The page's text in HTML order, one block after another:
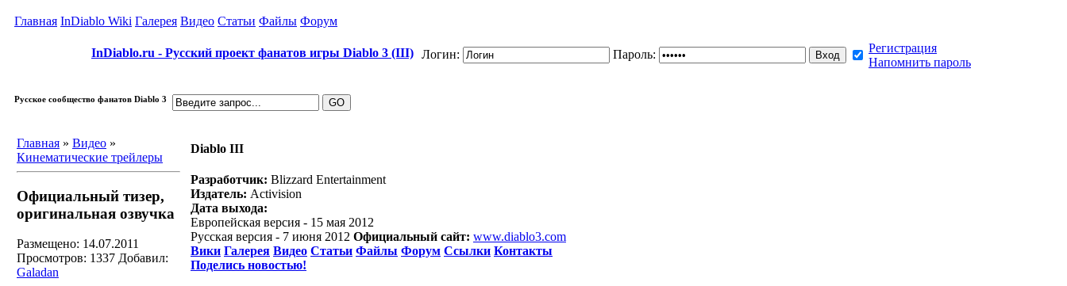
Главная InDiablo Wiki Галерея Видео Статьи Файлы Форум
InDiablo.ru - Русский проект фанатов игры Diablo 3 (III) Логин: Пароль:
Регистрация
Напомнить пароль
Русское сообщество фанатов Diablo 3
Главная » Видео »
Кинематические трейлеры
Официальный тизер,
оригинальная озвучка
Размещено: 14.07.2011
Просмотров: 1337 Добавил:
Galadan
Diablo III
Разработчик: Blizzard Entertainment
Издатель: Activision
Дата выхода:
Европейская версия - 15 мая 2012
Русская версия - 7 июня 2012 Официальный сайт: www.diablo3.com
Вики Галерея Видео Статьи Файлы Форум Ссылки Контакты
Поделись новостью!